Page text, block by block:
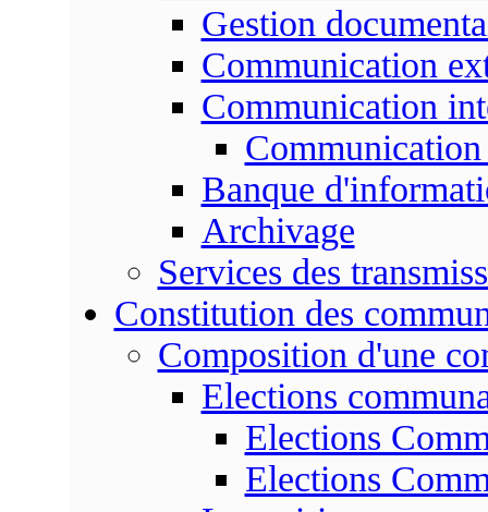
Gestion
Communication
Communication
Communication
Banque
Archivage
Services des
Constitution des
Composition d'une
Elections
Elections
Elections